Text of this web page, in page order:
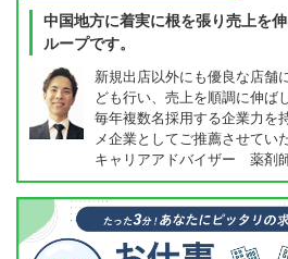
中国地方に着実に根を張り売上を
ループです。
新規出店以外にも優良な店舗
ども行い、売上を順調に伸ば
毎年複数名採用する企業力を
メ企業としてご推薦させてい
キャリアアドバイザー 薬剤